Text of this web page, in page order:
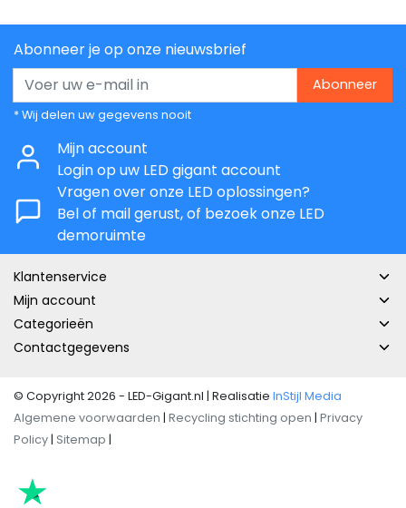
Abonneer je op onze nieuwsbrief
Abonneer
* Wij delen uw gegevens nooit
Mijn account
Login op uw LED gigant account
Vragen over onze LED oplossingen?
Bel of mail gerust, of bezoek onze LED
demoruimte
Klantenservice
Mijn account
Categorieën
Contactgegevens
© Copyright 2026 - LED-Gigant.nl | Realisatie InStijl Media
Algemene voorwaarden | Recycling stichting open | Privacy
Policy | Sitemap |